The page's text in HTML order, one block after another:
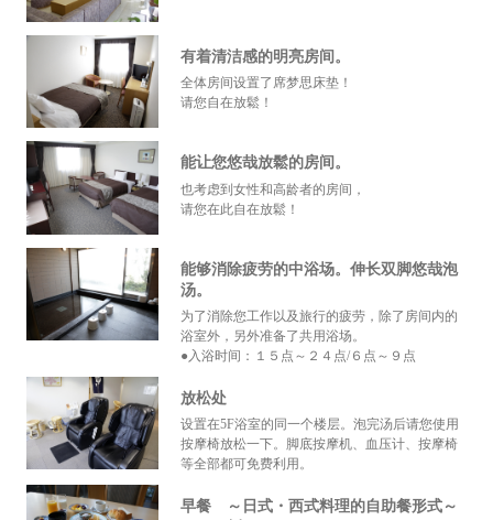
有着清洁感的明亮房间。
全体房间设置了席梦思床垫！
请您自在放鬆！
能让您悠哉放鬆的房间。
也考虑到女性和高龄者的房间，
请您在此自在放鬆！
能够消除疲劳的中浴场。伸长双脚悠哉泡
汤。
为了消除您工作以及旅行的疲劳，除了房间内的
浴室外，另外准备了共用浴场。
●入浴时间：１５点～２４点/６点～９点
放松处
设置在5F浴室的同一个楼层。泡完汤后请您使用
按摩椅放松一下。脚底按摩机、血压计、按摩椅
等全部都可免费利用。
早餐 ～日式・西式料理的自助餐形式～